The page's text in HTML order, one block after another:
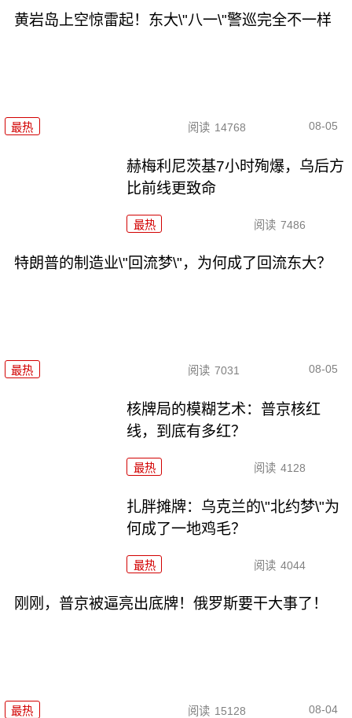
黄岩岛上空惊雷起！东大\"八一\"警巡完全不一样
最热 阅读 14768 08-05
赫梅利尼茨基7小时殉爆，乌后方
比前线更致命
最热 阅读 7486
特朗普的制造业\"回流梦\"，为何成了回流东大？
最热 阅读 7031 08-05
核牌局的模糊艺术：普京核红
线，到底有多红？
最热 阅读 4128
扎胖摊牌：乌克兰的\"北约梦\"为
何成了一地鸡毛？
最热 阅读 4044
刚刚，普京被逼亮出底牌！俄罗斯要干大事了！
最热 阅读 15128 08-04